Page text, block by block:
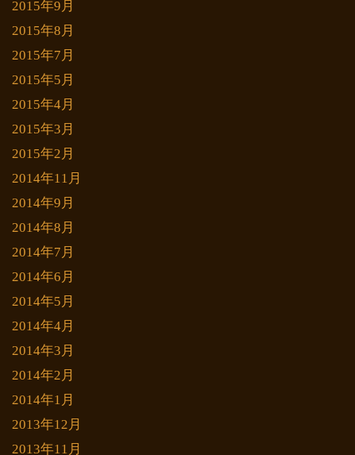
2015年9月
2015年8月
2015年7月
2015年5月
2015年4月
2015年3月
2015年2月
2014年11月
2014年9月
2014年8月
2014年7月
2014年6月
2014年5月
2014年4月
2014年3月
2014年2月
2014年1月
2013年12月
2013年11月